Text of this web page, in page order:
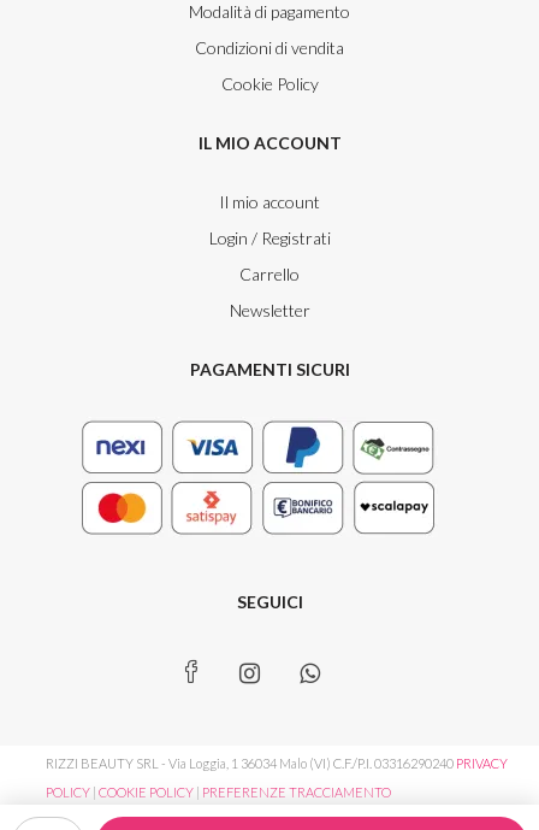
Modalità di pagamento
Condizioni di vendita
Cookie Policy
IL MIO ACCOUNT
Il mio account
Login / Registrati
Carrello
Newsletter
PAGAMENTI SICURI
SEGUICI
RIZZI BEAUTY SRL - Via Loggia, 1 36034 Malo (VI) C.F./P.I. 03316290240 PRIVACY
POLICY | COOKIE POLICY | PREFERENZE TRACCIAMENTO